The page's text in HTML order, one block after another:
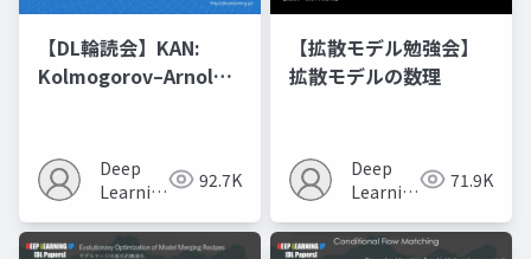
【DL輪読会】KAN:
Kolmogorov–Arnold
Deep
Learning
92.7K
【拡散モデル勉強会】
拡散モデルの数理
Deep
Learning
71.9K